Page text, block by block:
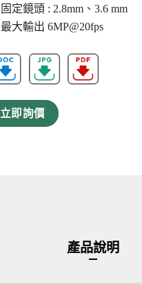
固定鏡頭 : 2.8mm、3.6 mm
最大輸出 6MP@20fps
立即詢價
產品說明